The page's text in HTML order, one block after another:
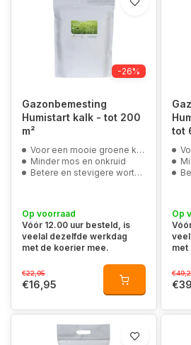
-26%
Gazonbemesting
Humistart kalk - tot 200
m²
Voor een mooie groene kleur door magnesium
Minder mos en onkruid
Betere en stevigere wortels
Op voorraad
Vóór 12.00 uur besteld, is
veelal dezelfde werkdag
met de koerier mee.
€22,95
€16,95
tot
Op
met